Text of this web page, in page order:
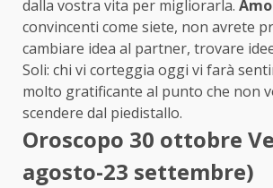
dalla vostra vita per migliorarla.
convincenti come siete, non avrete
cambiare idea al partner, trovare
Soli: chi vi corteggia oggi vi farà
molto gratificante al punto che non
scendere dal piedistallo.
Oroscopo 30 ottobre
agosto-23 settembre)